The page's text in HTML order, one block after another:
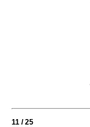
11 / 25